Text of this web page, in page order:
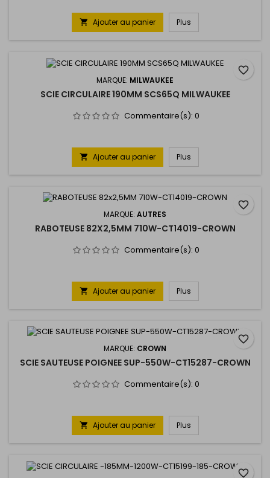
 Ajouter au panier Plus
MARQUE: MILWAUKEE
SCIE CIRCULAIRE 190MM SCS65Q MILWAUKEE
Commentaire(s): 0
 Ajouter au panier Plus
favorite_border
MARQUE: AUTRES
RABOTEUSE 82X2,5MM 710W-CT14019-CROWN
Commentaire(s): 0
 Ajouter au panier Plus
favorite_border
MARQUE: CROWN
SCIE SAUTEUSE POIGNEE SUP-550W-CT15287-CROWN
Commentaire(s): 0
 Ajouter au panier Plus
favorite_border
favorite_border